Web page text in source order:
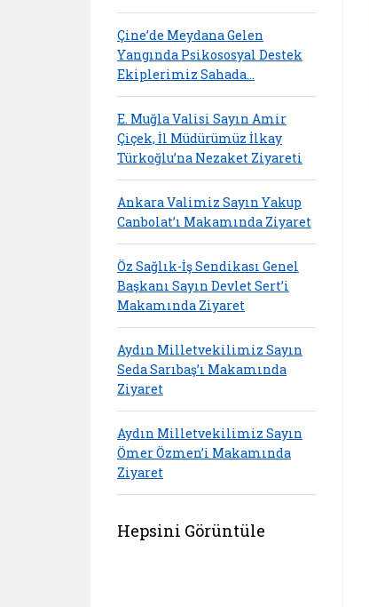
Çine’de Meydana Gelen
Yangında Psikososyal Destek
Ekiplerimiz Sahada…
E. Muğla Valisi Sayın Amir
Çiçek, İl Müdürümüz İlkay
Türkoğlu’na Nezaket Ziyareti
Ankara Valimiz Sayın Yakup
Canbolat’ı Makamında Ziyaret
Öz Sağlık-İş Sendikası Genel
Başkanı Sayın Devlet Sert’i
Makamında Ziyaret
Aydın Milletvekilimiz Sayın
Seda Sarıbaş’ı Makamında
Ziyaret
Aydın Milletvekilimiz Sayın
Ömer Özmen’i Makamında
Ziyaret
Hepsini Görüntüle